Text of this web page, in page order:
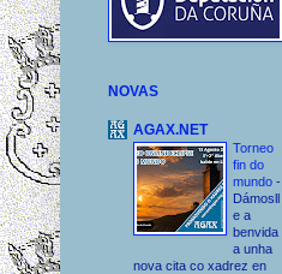
NOVAS
AGAX.NET
Torneo
fin do
mundo -
Dámosll
e a
benvida
a unha
nova cita co xadrez en